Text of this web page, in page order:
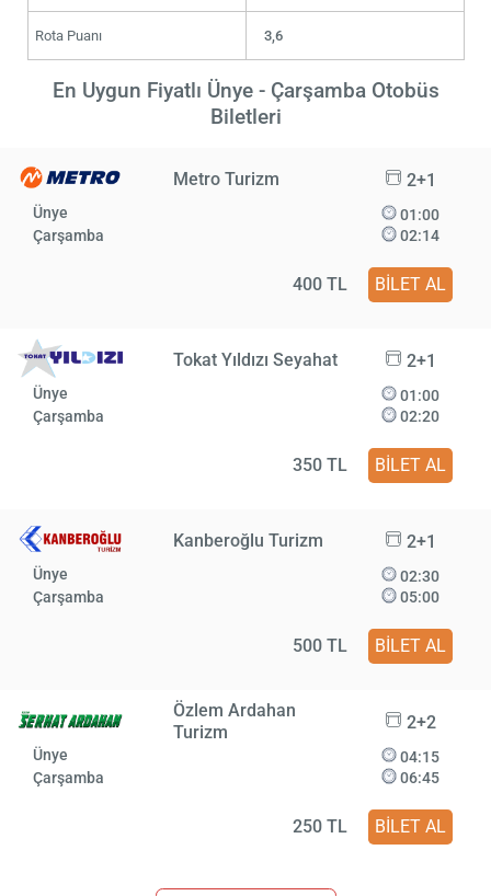
Rota Puanı 3,6
En Uygun Fiyatlı Ünye - Çarşamba Otobüs
Biletleri
Metro Turizm 2+1
Ünye
Çarşamba
01:00
02:14
400 TL BİLET AL
Tokat Yıldızı Seyahat 2+1
Ünye
Çarşamba
01:00
02:20
350 TL BİLET AL
Kanberoğlu Turizm 2+1
Ünye
Çarşamba
02:30
05:00
500 TL BİLET AL
Özlem Ardahan
Turizm
2+2
Ünye
Çarşamba
04:15
06:45
250 TL BİLET AL